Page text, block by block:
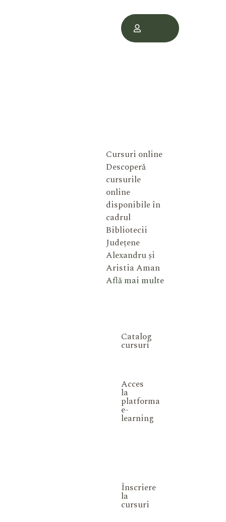
Cursuri online
Descoperă
cursurile
online
disponibile în
cadrul
Bibliotecii
Județene
Alexandru și
Aristia Aman
Află mai multe
Catalog
cursuri
Acces
la
platforma
e-
learning
Înscriere
la
cursuri